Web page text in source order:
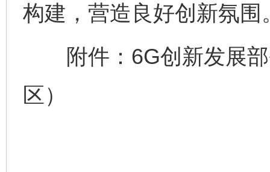
构建，营造良好创新氛围
附件：6G创新发展部
区）
完善运行机制助力责任有效落实 一纸欠